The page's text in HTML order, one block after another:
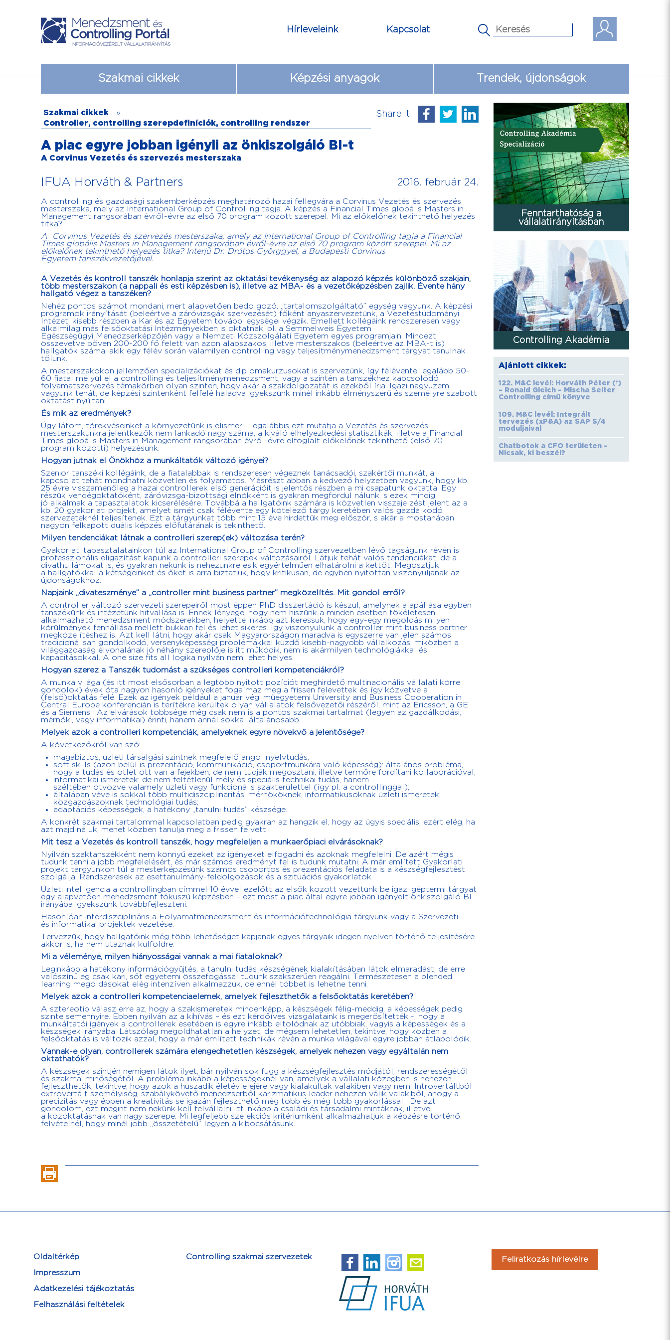
Kapcsolat
Hírleveleink
Szakmai cikkek Képzési anyagok Trendek, újdonságok
Szakmai cikkek
»
Controller, controlling szerepdefiníciók, controlling rendszer
Share it:
A piac egyre jobban igényli az önkiszolgáló BI-t
A Corvinus Vezetés és szervezés mesterszaka
IFUA Horváth & Partners 2016. február 24.
A controlling és gazdasági szakemberképzés meghatározó hazai fellegvára a Corvinus Vezetés és szervezés
mesterszaka, mely az International Group of Controlling tagja. A képzés a Financial Times globális Masters in
Management rangsorában évről-évre az első 70 program között szerepel. Mi az előkelőnek tekinthető helyezés
titka?
A Corvinus Vezetés és szervezés mesterszaka, amely az International Group of Controlling tagja a Financial
Times globális Masters in Management rangsorában évről-évre az első 70 program között szerepel. Mi az
előkelőnek tekinthető helyezés titka? Interjú Dr. Drótos Györggyel, a Budapesti Corvinus
Egyetem tanszékvezetőjével.
A Vezetés és kontroll tanszék honlapja szerint az oktatási tevékenység az alapozó képzés különböző szakjain,
több mesterszakon (a nappali és esti képzésben is), illetve az MBA- és a vezetőképzésben zajlik. Évente hány
hallgató végez a tanszéken?
Nehéz pontos számot mondani, mert alapvetően bedolgozó, „tartalomszolgáltató” egység vagyunk. A képzési
programok irányítását (beleértve a záróvizsgák szervezését) főként anyaszervezetünk, a Vezetéstudományi
Intézet, kisebb részben a Kar és az Egyetem további egységei végzik. Emellett kollégáink rendszeresen vagy
alkalmilag más felsőoktatási Intézményekben is oktatnak, pl. a Semmelweis Egyetem
Egészségügyi Menedzserképzőjén vagy a Nemzeti Közszolgálati Egyetem egyes programjain. Mindezt
összevetve bőven 200-200 fő felett van azon alapszakos, illetve mesterszakos (beleértve az MBA-t is)
hallgatók száma, akik egy félév során valamilyen controlling vagy teljesítménymenedzsment tárgyat tanulnak
tőlünk.
A mesterszakokon jellemzően specializációkat és diplomakurzusokat is szervezünk, így félévente legalább 50-
60 fiatal mélyül el a controlling és teljesítménymenedzsment, vagy a szintén a tanszékhez kapcsolódó
folyamatszervezés témakörben olyan szinten, hogy akár a szakdolgozatát is ezekből írja. Igazi nagyüzem
vagyunk tehát, de képzési szintenként felfelé haladva igyekszünk minél inkább élményszerű és személyre szabott
oktatást nyújtani.
És mik az eredmények?
Úgy látom, törekvéseinket a környezetünk is elismeri. Legalábbis ezt mutatja a Vezetés és szervezés
mesterszakunkra jelentkezők nem lankadó nagy száma, a kiváló elhelyezkedési statisztikák, illetve a Financial
Times globális Masters in Management rangsorában évről-évre elfoglalt előkelőnek tekinthető (első 70
program közötti) helyezésünk.
Hogyan jutnak el Önökhöz a munkáltatók változó igényei?
Szenior tanszéki kollégáink, de a fiatalabbak is rendszeresen végeznek tanácsadói, szakértői munkát, a
kapcsolat tehát mondhatni közvetlen és folyamatos. Másrészt abban a kedvező helyzetben vagyunk, hogy kb.
25 évre visszamenőleg a hazai controllerek első generációit is jelentős részben a mi csapatunk oktatta. Egy
részük vendégoktatóként, záróvizsga-bizottsági elnökként is gyakran megfordul nálunk, s ezek mindig
jó alkalmak a tapasztalatok kicserélésére. Továbbá a hallgatóink számára is közvetlen visszajelzést jelent az a
kb. 20 gyakorlati projekt, amelyet ismét csak félévente egy kötelező tárgy keretében valós gazdálkodó
szervezeteknél teljesítenek. Ezt a tárgyunkat több mint 15 éve hirdettük meg először, s akár a mostanában
nagyon felkapott duális képzés előfutárának is tekinthető.
Milyen tendenciákat látnak a controlleri szerep(ek) változása terén?
Gyakorlati tapasztalatainkon túl az International Group of Controlling szervezetben lévő tagságunk révén is
professzionális eligazítást kapunk a controlleri szerepek változásairól. Látjuk tehát valós tendenciákat, de a
divathullámokat is, és gyakran nekünk is nehezünkre esik egyértelműen elhatárolni a kettőt. Megosztjuk
a hallgatókkal a kétségeinket és őket is arra biztatjuk, hogy kritikusan, de egyben nyitottan viszonyuljanak az
újdonságokhoz.
Napjaink „divateszménye” a „controller mint business partner” megközelítés. Mit gondol erről?
A controller változó szervezeti szerepeiről most éppen PhD disszertáció is készül, amelynek alapállása egyben
tanszékünk és intézetünk hitvallása is. Ennek lényege, hogy nem hiszünk a minden esetben tökéletesen
alkalmazható menedzsment módszerekben, helyette inkább azt keressük, hogy egy-egy megoldás milyen
körülmények fennállása mellett bukkan fel és lehet sikeres. Így viszonyulunk a controller mint business partner
megközelítéshez is. Azt kell látni, hogy akár csak Magyarországon maradva is egyszerre van jelen számos
tradicionálisan gondolkodó, versenyképességi problémákkal küzdő kisebb-nagyobb vállalkozás, miközben a
világgazdaság élvonalának jó néhány szereplője is itt működik, nem is akármilyen technológiákkal és
kapacitásokkal. A one size fits all logika nyilván nem lehet helyes.
Hogyan szerez a Tanszék tudomást a szükséges controlleri kompetenciákról?
A munka világa (és itt most elsősorban a legtöbb nyitott pozíciót meghirdető multinacionális vállalati körre
gondolok) évek óta nagyon hasonló igényeket fogalmaz meg a frissen felevettek és így közvetve a
(felső)oktatás felé. Ezek az igények például a január végi műegyetemi University and Business Cooperation in
Central Europe konferencián is terítékre kerültek olyan vállalatok felsővezetői részéről, mint az Ericsson, a GE
és a Siemens. Az elvárások többsége még csak nem is a pontos szakmai tartalmat (legyen az gazdálkodási,
mérnöki, vagy informatikai) érinti, hanem annál sokkal általánosabb.
Melyek azok a controlleri kompetenciák, amelyeknek egyre növekvő a jelentősége?
A következőkről van szó:
magabiztos, üzleti társalgási szintnek megfelelő angol nyelvtudás;
soft skills (azon belül is prezentáció, kommunikáció, csoportmunkára való képesség): általános probléma,
hogy a tudás és ötlet ott van a fejekben, de nem tudják megosztani, illetve termőre fordítani kollaborációval;
informatikai ismeretek: de nem feltétlenül mély és speciális technikai tudás, hanem
széltében ötvözve valamely üzleti vagy funkcionális szakterülettel (így pl. a controllinggal);
általában véve is sokkal több multidiszciplinaritás: mérnököknek, informatikusoknak üzleti ismeretek;
közgazdászoknak technológiai tudás;
adaptációs képességek, a hatékony „tanulni tudás” készsége.
A konkrét szakmai tartalommal kapcsolatban pedig gyakran az hangzik el, hogy az úgyis speciális, ezért elég, ha
azt majd náluk, menet közben tanulja meg a frissen felvett.
Mit tesz a Vezetés és kontroll tanszék, hogy megfeleljen a munkaerőpiaci elvárásoknak?
Nyilván szaktanszékként nem könnyű ezeket az igényeket elfogadni és azoknak megfelelni. De azért mégis
tudunk tenni a jobb megfelelésért, és már számos eredményt fel is tudunk mutatni. A már említett Gyakorlati
projekt tárgyunkon túl a mesterképzésünk számos csoportos és prezentációs feladata is a készségfejlesztést
szolgálja. Rendszeresek az esettanulmány-feldolgozások és a szituációs gyakorlatok.
Üzleti intelligencia a controllingban címmel 10 évvel ezelőtt az elsők között vezettünk be igazi géptermi tárgyat
egy alapvetően menedzsment fókuszú képzésben – ezt most a piac által egyre jobban igényelt önkiszolgáló BI
irányába igyekszünk továbbfejleszteni.
Hasonlóan interdiszciplináris a Folyamatmenedzsment és információtechnológia tárgyunk vagy a Szervezeti
és informatikai projektek vezetése.
Tervezzük, hogy hallgatóink még több lehetőséget kapjanak egyes tárgyaik idegen nyelven történő teljesítésére
akkor is, ha nem utaznak külföldre.
Mi a véleménye, milyen hiányosságai vannak a mai fiataloknak?
Leginkább a hatékony információgyűjtés, a tanulni tudás készségének kialakításában látok elmaradást, de erre
valószínűleg csak kari, sőt egyetemi összefogással tudunk szakszerűen reagálni. Természetesen a blended
learning megoldásokat elég intenzíven alkalmazzuk, de ennél többet is lehetne tenni.
Melyek azok a controlleri kompetenciaelemek, amelyek fejleszthetők a felsőoktatás keretében?
A sztereotip válasz erre az, hogy a szakismeretek mindenképp, a készségek félig-meddig, a képességek pedig
szinte semennyire. Ebben nyilván az a kihívás – és ezt kérdőíves vizsgálataink is megerősítették -, hogy a
munkáltatói igények a controllerek esetében is egyre inkább eltolódnak az utóbbiak, vagyis a képességek és a
készségek irányába. Látszólag megoldhatatlan a helyzet, de mégsem lehetetlen, tekintve, hogy közben a
felsőoktatás is változik azzal, hogy a már említett technikák révén a munka világával egyre jobban átlapolódik.
Vannak-e olyan, controllerek számára elengedhetetlen készségek, amelyek nehezen vagy egyáltalán nem
oktathatók?
A készségek szintjén nemigen látok ilyet, bár nyilván sok függ a készségfejlesztés módjától, rendszerességétől
és szakmai minőségétől. A probléma inkább a képességeknél van, amelyek a vállalati közegben is nehezen
fejleszthetők, tekintve, hogy azok a huszadik életév elejére vagy kialakultak valakiben vagy nem. Introvertáltból
extrovertált személyiség, szabálykövető menedzserből karizmatikus leader nehezen válik valakiből, ahogy a
precizitás vagy éppen a kreativitás se igazán fejleszthető még több és még több gyakorlással. De azt
gondolom, ezt megint nem nekünk kell felvállalni, itt inkább a családi és társadalmi mintáknak, illetve
a közoktatásnak van nagy szerepe. Mi legfeljebb szelekciós kritériumként alkalmazhatjuk a képzésre történő
felvételnél, hogy minél jobb „összetételű” legyen a kibocsátásunk.
Fenntarthatóság a
vállalatirányításban
Controlling Akadémia
Ajánlott cikkek:
122. M&C levél: Horváth Péter (†)
– Ronald Gleich – Mischa Seiter
Controlling című könyve
109. M&C levél: Integrált
tervezés (xP&A) az SAP S/4
moduljaival
Chatbotok a CFO területen –
Nicsak, ki beszél?
Oldaltérkép
Impresszum
Adatkezelési tájékoztatás
Felhasználási feltételek
Controlling szakmai szervezetek Feliratkozás hírlevélre